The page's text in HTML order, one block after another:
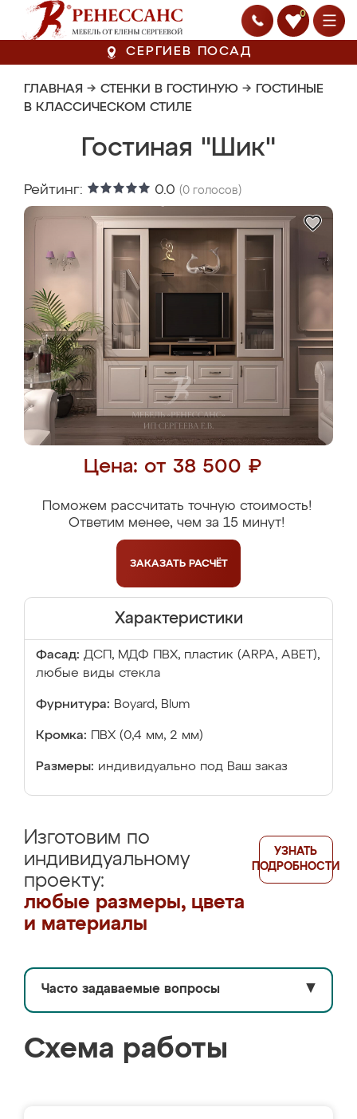
0
СЕРГИЕВ ПОСАД
ГЛАВНАЯ → СТЕНКИ В ГОСТИНУЮ → ГОСТИНЫЕ
В КЛАССИЧЕСКОМ СТИЛЕ
Гостиная "Шик"
Рейтинг: 0.0 (0 голосов)
Цена: от 38 500 ₽
Поможем рассчитать точную стоимость!
Ответим менее, чем за 15 минут!
ЗАКАЗАТЬ РАСЧЁТ
Характеристики
Фасад: ДСП, МДФ ПВХ, пластик (ARPA, ABET),
любые виды стекла
Фурнитура: Boyard, Blum
Кромка: ПВХ (0,4 мм, 2 мм)
Размеры: индивидуально под Ваш заказ
Изготовим по
индивидуальному
проекту:
любые размеры, цвета
и материалы
УЗНАТЬ
ПОДРОБНОСТИ
Часто задаваемые вопросы ▼
Схема работы